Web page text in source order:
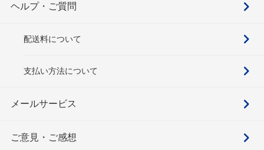
ヘルプ・ご質問
配送料について
支払い方法について
メールサービス
ご意見・ご感想